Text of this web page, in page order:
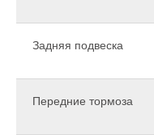
Задняя подвеска
Передние тормоза